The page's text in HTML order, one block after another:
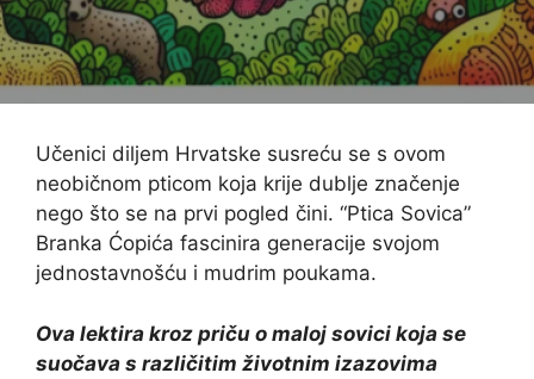
Učenici diljem Hrvatske susreću se s ovom
neobičnom pticom koja krije dublje značenje
nego što se na prvi pogled čini. “Ptica Sovica”
Branka Ćopića fascinira generacije svojom
jednostavnošću i mudrim poukama.
Ova lektira kroz priču o maloj sovici koja se
suočava s različitim životnim izazovima